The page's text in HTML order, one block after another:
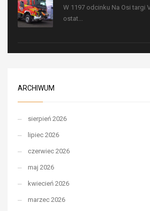
W 1197 odcinku Na Osi targi
ostat...
ARCHIWUM
sierpień 2026
lipiec 2026
czerwiec 2026
maj 2026
kwiecień 2026
marzec 2026